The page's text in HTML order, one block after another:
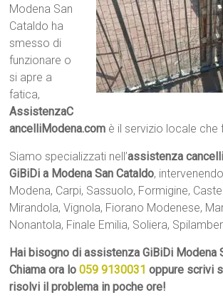
Modena San
Cataldo ha
smesso di
funzionare o
si apre a
fatica,
AssistenzaC
ancelliModena.com è il servizio locale che
Siamo specializzati nell’assistenza
GiBiDi a Modena San Cataldo,
Modena, Carpi, Sassuolo, Formigine,
Mirandola, Vignola, Fiorano Modenese,
Nonantola, Finale Emilia, Soliera,
Hai bisogno di assistenza GiBiDi Modena
Chiama ora lo059 9130031 oppure scrivi
risolvi il problema in poche ore!